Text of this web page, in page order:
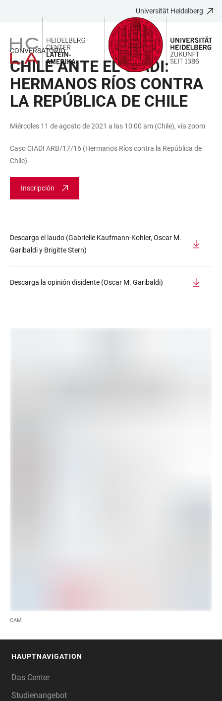
ZUR
BARRIEREFREIHEIT
Universität Heidelberg
CONVERSATORIO
CHILE ANTE EL CIADI:
HERMANOS RÍOS CONTRA
LA REPÚBLICA DE CHILE
Miércoles 11 de agosto de 2021 a las 10:00 am (Chile), vía zoom
Caso CIADI ARB/17/16 (Hermanos Ríos contra la República de
Chile).
Inscripción
Descarga el laudo (Gabrielle Kaufmann-Kohler, Oscar M.
Garibaldi y Brigitte Stern)
Descarga la opinión disidente (Oscar M. Garibaldi)
CAM
HAUPTNAVIGATION
Das Center
Studienangebot